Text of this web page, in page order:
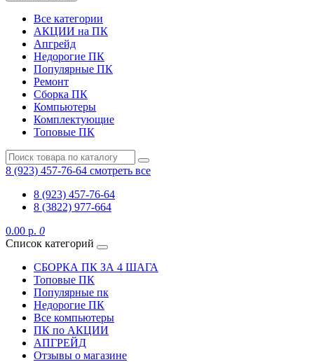
Все категории
АКЦИИ на ПК
Апгрейд
Недорогие ПК
Популярные ПК
Ремонт
Сборка ПК
Компьютеры
Комплектующие
Топовые ПК
8 (923) 457-76-64 смотреть все
8 (923) 457-76-64
8 (3822) 977-664
0.00 р. 0
Список категорий
СБОРКА ПК ЗА 4 ШАГА
Топовые ПК
Популярные пк
Недорогие ПК
Все компьютеры
ПК по АКЦИИ
АПГРЕЙД
Отзывы о магазине